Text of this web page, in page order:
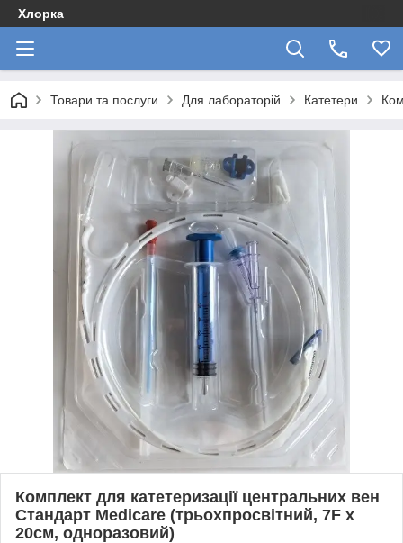
Хлорка
Товари та послуги Для лабораторій Катетери
Комплект для катетеризації центральних вен
Стандарт Medicare (трьохпросвітний, 7F x
20см, одноразовий)